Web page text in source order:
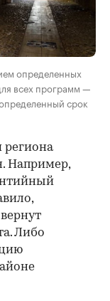
определенных
всех программ —
срок
региона
Например,
Либо